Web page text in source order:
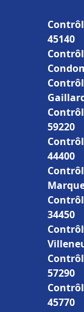
45140
59220
44400
34450
57290
45770